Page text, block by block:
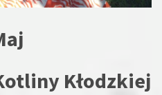
Kłodzkiej